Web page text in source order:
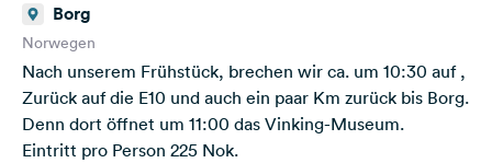
Borg
Norwegen
Nach unserem Frühstück, brechen wir ca. um 10:30 auf ,
Zurück auf die E10 und auch ein paar Km zurück bis Borg.
Denn dort öffnet um 11:00 das Vinking-Museum.
Eintritt pro Person 225 Nok.